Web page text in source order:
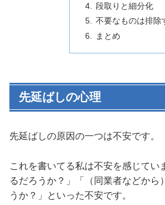
段取りと細分化
不要なものは排除
まとめ
先延ばしの心理
先延ばしの原因の一つは不安です。
これを書いてる私は不安を感じてい
るだろうか？」「（同業者などから
うか？」といった不安です。